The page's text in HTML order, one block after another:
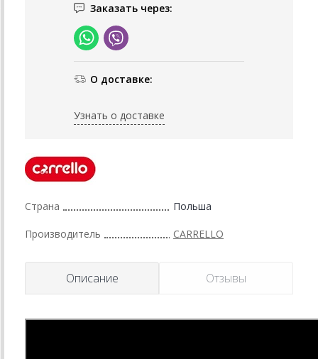
Заказать через:
О доставке:
Узнать о доставке
Страна Польша
Производитель CARRELLO
Описание Отзывы